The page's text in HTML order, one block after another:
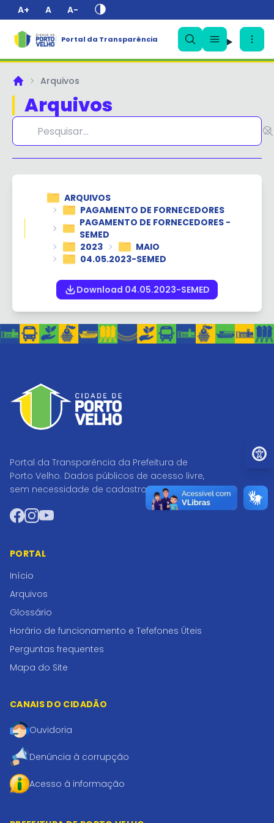
A+ A A-
Portal da Transparência
PrincipalArquivos
Arquivos
ARQUIVOS
PAGAMENTO DE FORNECEDORES
PAGAMENTO DE FORNECEDORES -
SEMED
2023
MAIO
04.05.2023-SEMED
Download 04.05.2023-SEMED
Portal da Transparência da Prefeitura de
Porto Velho. Dados públicos de acesso livre,
sem necessidade de cadastro.
Facebook
Instagram
YouTube
PORTAL
Início
Arquivos
Glossário
Horário de funcionamento e Tefefones Úteis
Perguntas frequentes
Mapa do Site
CANAIS DO CIDADÃO
Ouvidoria
Denúncia à corrupção
Acesso à informação
✕
Ir